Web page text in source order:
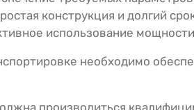
конструкция и долгий
использование мощности
необходимо
производиться